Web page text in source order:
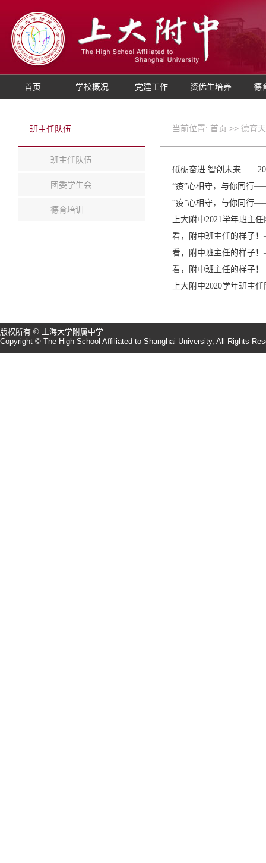
首页 学校概况 党建工作 资优生培养 德
班主任队伍
班主任队伍
团委学生会
德育培训
当前位置: 首页 >> 德育
砥砺奋进 智创未来
“疫”心相守，与你同行
“疫”心相守，与你同行
上大附中2021学年班主
看，附中班主任的样子
看，附中班主任的样子
看，附中班主任的样子
上大附中2020学年班主
版权所有 © 上海大学附属中学
Copyright © The High School Affiliated to Shanghai University, All Rights